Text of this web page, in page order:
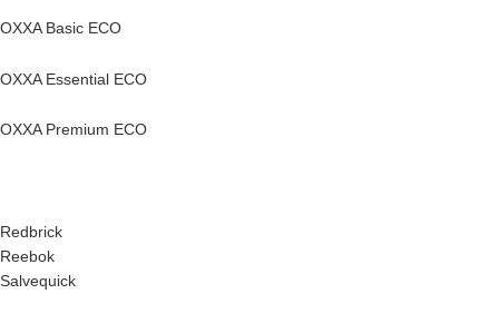
OXXA Basic ECO
OXXA Essential ECO
OXXA Premium ECO
Redbrick
Reebok
Salvequick